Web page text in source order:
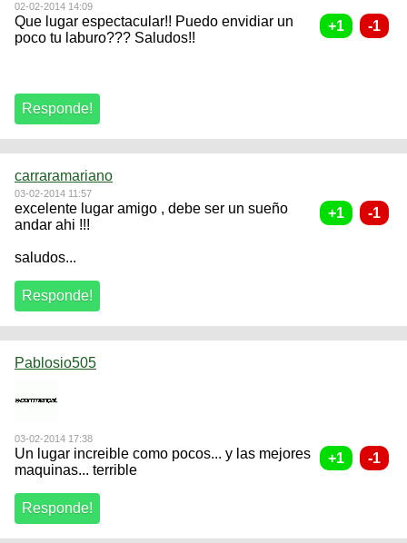
02-02-2014 14:09
Que lugar espectacular!! Puedo envidiar un
poco tu laburo??? Saludos!!
carraramariano
03-02-2014 11:57
excelente lugar amigo , debe ser un sueño
andar ahi !!!
saludos...
Pablosio505
03-02-2014 17:38
Un lugar increible como pocos... y las mejores
maquinas... terrible